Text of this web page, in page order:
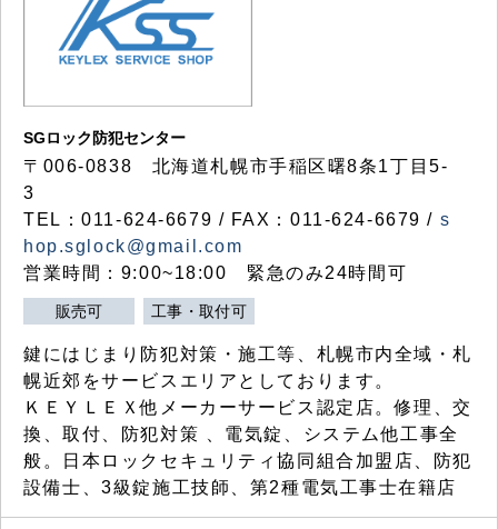
SGロック防犯センター
〒006-0838 北海道札幌市手稲区曙8条1丁目5-
3
TEL：011-624-6679 / FAX：011-624-6679 / s
hop.sglock@gmail.com
営業時間：9:00~18:00 緊急のみ24時間可
販売可 工事・取付可
鍵にはじまり防犯対策・施工等、札幌市内全域・札
幌近郊をサービスエリアとしております。
ＫＥＹＬＥＸ他メーカーサービス認定店。修理、交
換、取付、防犯対策 、電気錠、システム他工事全
般。日本ロックセキュリティ協同組合加盟店、防犯
設備士、3級錠施工技師、第2種電気工事士在籍店